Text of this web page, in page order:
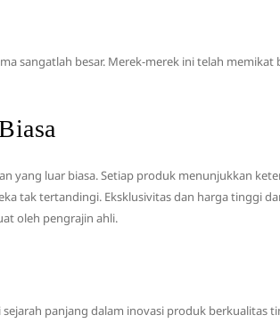
sangatlah besar. Merek-merek ini telah
luar biasa. Setiap produk menunjukkan
tak tertandingi. Eksklusivitas dan harga tinggi
oleh pengrajin ahli.
panjang dalam inovasi produk